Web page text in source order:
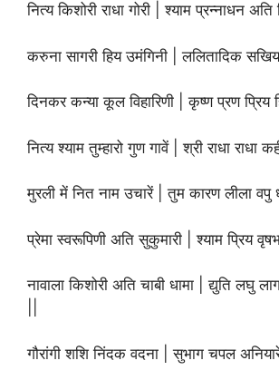
नित्य किशोरी राधा गोरी | श्याम प्रन्नाधन अति
करुना सागरी हिय उमंगिनी | ललितादिक
दिनकर कन्या कूल विहारिणी | कृष्ण प्रण प्रिय
नित्य श्याम तुम्हारो गुण गावें | श्री राधा राधा
मुरली में नित नाम उचारें | तुम कारण लीला वपु
प्रेमा स्वरूपिणी अति सुकुमारी | श्याम प्रिय
नावाला किशोरी अति चाबी धामा | द्युति लघु
गौरांगी शशि निंदक वदना | सुभाग चपल